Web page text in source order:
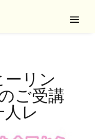
ーリン
ご受講
レ